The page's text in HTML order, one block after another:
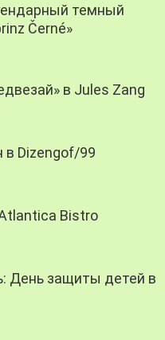
темный
Černé»
в Jules Zang
в Dizengof/99
Bistro
День защиты детей в